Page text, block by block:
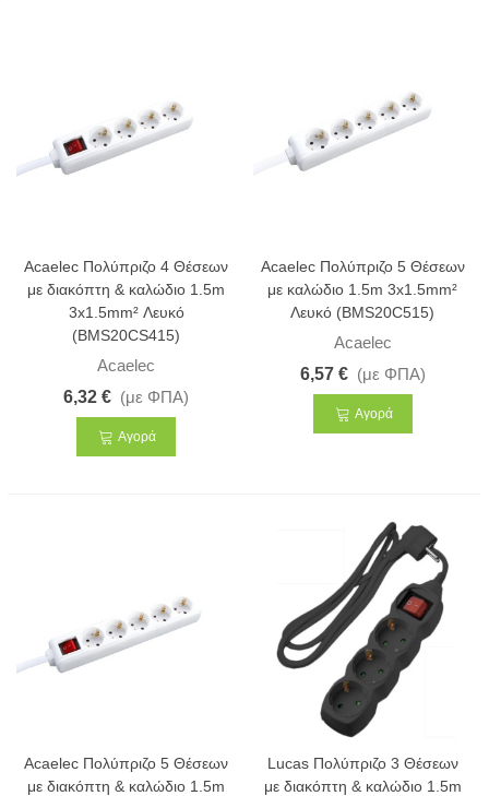
Acaelec Πολύπριζο 4 Θέσεων
με διακόπτη & καλώδιο 1.5m
3x1.5mm² Λευκό
(BMS20CS415)
Acaelec
6,32 € (με ΦΠΑ)
Αγορά
Acaelec Πολύπριζο 5 Θέσεων
με καλώδιο 1.5m 3x1.5mm²
Λευκό (BMS20C515)
Acaelec
6,57 € (με ΦΠΑ)
Αγορά
Acaelec Πολύπριζο 5 Θέσεων
με διακόπτη & καλώδιο 1.5m
Lucas Πολύπριζο 3 Θέσεων
με διακόπτη & καλώδιο 1.5m